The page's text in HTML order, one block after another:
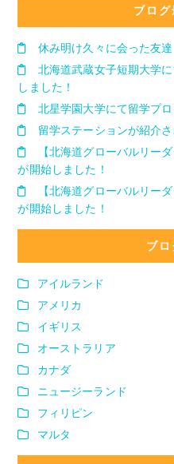
ブロ
休み明け久々に会った友
北海道武蔵女子短期大学
しました！
北星学園大学にて留学プ
留学ステーションが紹介さ
【北海道グローバルリー
が開始しました！
【北海道グローバルリー
が開始しました！
ブロ
アイルランド
アメリカ
イギリス
オーストラリア
カナダ
ニュージーランド
フィリピン
マルタ